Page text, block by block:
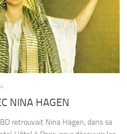
NINA HAGEN
retrouvait Nina Hagen, dans sa